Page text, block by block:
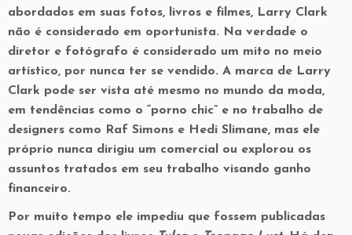
abordados em suas fotos, livros e filmes, Larry Clark
não é considerado em oportunista. Na verdade o
diretor e fotógrafo é considerado um mito no meio
artístico, por nunca ter se vendido. A marca de Larry
Clark pode ser vista até mesmo no mundo da moda,
em tendências como o “porno chic” e no trabalho de
designers como Raf Simons e Hedi Slimane, mas ele
próprio nunca dirigiu um comercial ou explorou os
assuntos tratados em seu trabalho visando ganho
financeiro.
Por muito tempo ele impediu que fossem publicadas